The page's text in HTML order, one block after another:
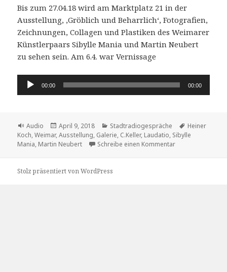
Bis zum 27.04.18 wird am Marktplatz 21 in der
Ausstellung, ‚Gröblich und Beharrlich‘, Fotografien,
Zeichnungen, Collagen und Plastiken des Weimarer
Künstlerpaars Sibylle Mania und Martin Neubert
zu sehen sein. Am 6.4. war Vernissage
Audio-
00:00 00:00
Format
Audio
Veröffentlicht
am
April 9, 2018 Kategorien
Stadtradiogespräche Schlagwörter
Heiner
Koch,Weimar,Ausstellung, Galerie, C.Keller, Laudatio, Sibylle
Mania, Martin Neubert Schreibe einen Kommentarzu Laudatio:
Stolz präsentiert von WordPress